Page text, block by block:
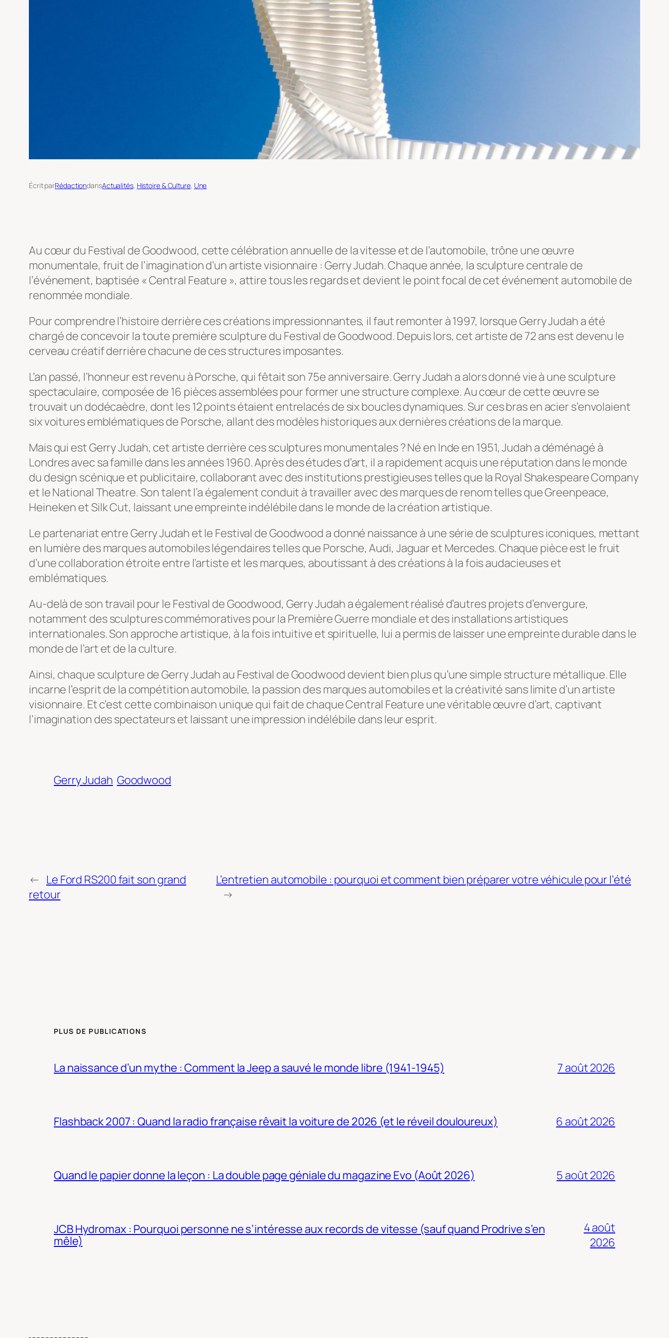
Écrit parRédactiondansActualités, Histoire & Culture, Une
Au cœur du Festival de Goodwood, cette célébration annuelle de la vitesse et de l’automobile, trône une œuvre
monumentale, fruit de l’imagination d’un artiste visionnaire : Gerry Judah. Chaque année, la sculpture centrale de
l’événement, baptisée « Central Feature », attire tous les regards et devient le point focal de cet événement automobile de
renommée mondiale.
Pour comprendre l’histoire derrière ces créations impressionnantes, il faut remonter à 1997, lorsque Gerry Judah a été
chargé de concevoir la toute première sculpture du Festival de Goodwood. Depuis lors, cet artiste de 72 ans est devenu le
cerveau créatif derrière chacune de ces structures imposantes.
L’an passé, l’honneur est revenu à Porsche, qui fêtait son 75e anniversaire. Gerry Judah a alors donné vie à une sculpture
spectaculaire, composée de 16 pièces assemblées pour former une structure complexe. Au cœur de cette œuvre se
trouvait un dodécaèdre, dont les 12 points étaient entrelacés de six boucles dynamiques. Sur ces bras en acier s’envolaient
six voitures emblématiques de Porsche, allant des modèles historiques aux dernières créations de la marque.
Mais qui est Gerry Judah, cet artiste derrière ces sculptures monumentales ? Né en Inde en 1951, Judah a déménagé à
Londres avec sa famille dans les années 1960. Après des études d’art, il a rapidement acquis une réputation dans le monde
du design scénique et publicitaire, collaborant avec des institutions prestigieuses telles que la Royal Shakespeare Company
et le National Theatre. Son talent l’a également conduit à travailler avec des marques de renom telles que Greenpeace,
Heineken et Silk Cut, laissant une empreinte indélébile dans le monde de la création artistique.
Le partenariat entre Gerry Judah et le Festival de Goodwood a donné naissance à une série de sculptures iconiques, mettant
en lumière des marques automobiles légendaires telles que Porsche, Audi, Jaguar et Mercedes. Chaque pièce est le fruit
d’une collaboration étroite entre l’artiste et les marques, aboutissant à des créations à la fois audacieuses et
emblématiques.
Au-delà de son travail pour le Festival de Goodwood, Gerry Judah a également réalisé d’autres projets d’envergure,
notamment des sculptures commémoratives pour la Première Guerre mondiale et des installations artistiques
internationales. Son approche artistique, à la fois intuitive et spirituelle, lui a permis de laisser une empreinte durable dans le
monde de l’art et de la culture.
Ainsi, chaque sculpture de Gerry Judah au Festival de Goodwood devient bien plus qu’une simple structure métallique. Elle
incarne l’esprit de la compétition automobile, la passion des marques automobiles et la créativité sans limite d’un artiste
visionnaire. Et c’est cette combinaison unique qui fait de chaque Central Feature une véritable œuvre d’art, captivant
l’imagination des spectateurs et laissant une impression indélébile dans leur esprit.
Gerry Judah Goodwood
← Le Ford RS200 fait son grand
retour
L’entretien automobile : pourquoi et comment bien préparer votre véhicule pour l’été
→
PLUS DE PUBLICATIONS
La naissance d’un mythe : Comment la Jeep a sauvé le monde libre (1941-1945) 7 août 2026
Flashback 2007 : Quand la radio française rêvait la voiture de 2026 (et le réveil douloureux) 6 août 2026
Quand le papier donne la leçon : La double page géniale du magazine Evo (Août 2026) 5 août 2026
JCB Hydromax : Pourquoi personne ne s’intéresse aux records de vitesse (sauf quand Prodrive s’en
mêle)
4 août
2026